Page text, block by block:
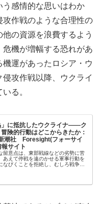
う感情的な思いはわか
攻作戦のような合理性の
の資源を浪費するよう
機が増幅する恐れがあ
運があったロシア・ウ
攻作戦以降、ウクライ
る。
」に抵抗したウクライナ――ク
険的行動はどこからきたか：
潮社 Foresight(フォーサイ
報サイト
留意点は、東部戦線などの劣勢に苦
あえて停戦を遠のかせる軍事行動を
なびくことを拒絶し、むしろ戦争を